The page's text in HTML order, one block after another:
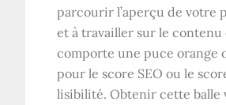
parcourir l’aperçu de votre
et à travailler sur le contenu
comporte une puce orange
pour le score SEO ou le
lisibilité. Obtenir cette balle